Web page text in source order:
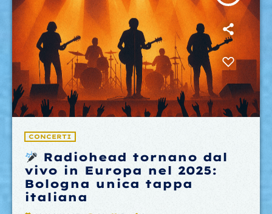
CONCERTI
Radiohead tornano dal
vivo in Europa nel 2025:
Bologna unica tappa
italiana